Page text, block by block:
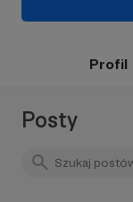
Profil
Posty